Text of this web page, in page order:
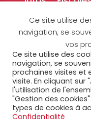
Accueil
Espace
Politique de
Ce site utilise
navigation, se
vos
Ce site utilise des
navigation, se
prochaines visites et
visite. En cliquant sur
l'utilisation de
"Gestion des
types de cookies à
Confidentialité